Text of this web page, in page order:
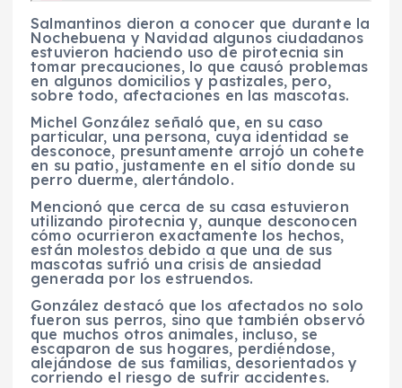
Salmantinos dieron a conocer que durante la
Nochebuena y Navidad algunos ciudadanos
estuvieron haciendo uso de pirotecnia sin
tomar precauciones, lo que causó problemas
en algunos domicilios y pastizales, pero,
sobre todo, afectaciones en las mascotas.
Michel González señaló que, en su caso
particular, una persona, cuya identidad se
desconoce, presuntamente arrojó un cohete
en su patio, justamente en el sitio donde su
perro duerme, alertándolo.
Mencionó que cerca de su casa estuvieron
utilizando pirotecnia y, aunque desconocen
cómo ocurrieron exactamente los hechos,
están molestos debido a que una de sus
mascotas sufrió una crisis de ansiedad
generada por los estruendos.
González destacó que los afectados no solo
fueron sus perros, sino que también observó
que muchos otros animales, incluso, se
escaparon de sus hogares, perdiéndose,
alejándose de sus familias, desorientados y
corriendo el riesgo de sufrir accidentes.